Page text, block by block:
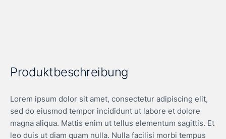
Produktbeschreibung
Lorem ipsum dolor sit amet, consectetur adipiscing elit,
sed do eiusmod tempor incididunt ut labore et dolore
magna aliqua. Mattis enim ut tellus elementum sagittis. Et
leo duis ut diam quam nulla. Nulla facilisi morbi tempus